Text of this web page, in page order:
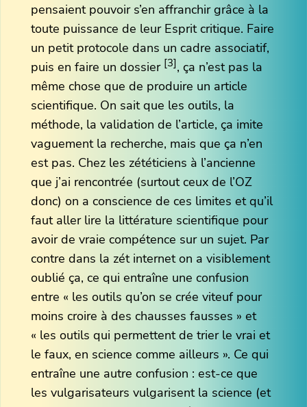
pensaient pouvoir s’en affranchir grâce à la
toute puissance de leur Esprit critique. Faire
un petit protocole dans un cadre associatif,
puis en faire un dossier [3], ça n’est pas la
même chose que de produire un article
scientifique. On sait que les outils, la
méthode, la validation de l’article, ça imite
vaguement la recherche, mais que ça n’en
est pas. Chez les zététiciens à l’ancienne
que j’ai rencontrée (surtout ceux de l’OZ
donc) on a conscience de ces limites et qu’il
faut aller lire la littérature scientifique pour
avoir de vraie compétence sur un sujet. Par
contre dans la zét internet on a visiblement
oublié ça, ce qui entraîne une confusion
entre « les outils qu’on se crée viteuf pour
moins croire à des chausses fausses » et
« les outils qui permettent de trier le vrai et
le faux, en science comme ailleurs ». Ce qui
entraîne une autre confusion : est-ce que
les vulgarisateurs vulgarisent la science (et